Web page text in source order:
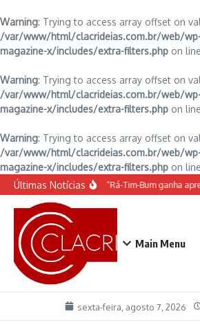
Warning: Trying to access array offset on
/var/www/html/clacrideias.com.br/web/
magazine-x/includes/extra-filters.php on line
Warning: Trying to access array offset on
/var/www/html/clacrideias.com.br/web/
magazine-x/includes/extra-filters.php on line
Warning: Trying to access array offset on
/var/www/html/clacrideias.com.br/web/
magazine-x/includes/extra-filters.php on line
Ir para o conteúdo
Últimas Notícias
O espetáculo do Castelo “Rá-Tim-Bum ganha
Main Menu
sexta-feira, agosto 7, 2026